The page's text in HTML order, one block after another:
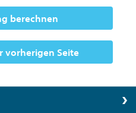
berechnen
vorherigen Seite